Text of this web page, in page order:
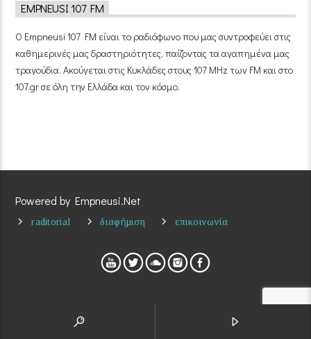
EMPNEUSI 107 FM
Ο Empneusi 107 FM είναι το ραδιόφωνο που μας συντροφεύει στις
καθημερινές μας δραστηριότητες, παίζοντας τα αγαπημένα μας
τραγούδια. Ακούγεται στις Κυκλάδες στους 107 MHz των FM και στο
107.gr σε όλη την Ελλάδα και τον κόσμο.
Powered by Empneusi.Net
raditorial διαφήμιση επικοινωνία